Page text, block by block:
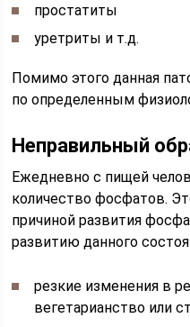
простатиты
уретриты и т.д.
Помимо этого данная
по определенным
Неправильный
Ежедневно с пищей
количество фосфатов.
причиной развития
развитию данного
резкие изменения в
вегетарианство или